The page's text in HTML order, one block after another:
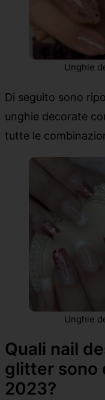
Unghie
Di seguito sono
unghie decorate
tutte le
Unghie
Quali nail
glitter sono
2023?